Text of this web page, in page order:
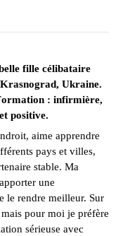
fille célibataire
Ukraine.
: infirmière,
positive.
aime apprendre
pays et villes,
stable. Ma
une
le rendre meilleur. Sur
pour moi je préfère
sérieuse avec